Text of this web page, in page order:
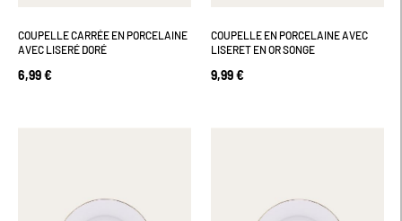
COUPELLE CARRÉE EN PORCELAINE
AVEC LISERÉ DORÉ
6,99 €
COUPELLE EN PORCELAINE AVEC
LISERET EN OR SONGE
9,99 €